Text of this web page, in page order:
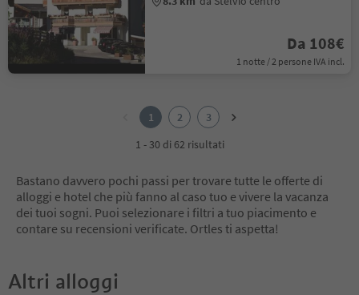
Da 108€
1 notte / 2 persone IVA incl.
1 2
3
1 - 30 di 62 risultati
Bastano davvero pochi passi per trovare tutte le offerte di
alloggi e hotel che più fanno al caso tuo e vivere la vacanza
dei tuoi sogni. Puoi selezionare i filtri a tuo piacimento e
contare su recensioni verificate. Ortles ti aspetta!
Altri alloggi